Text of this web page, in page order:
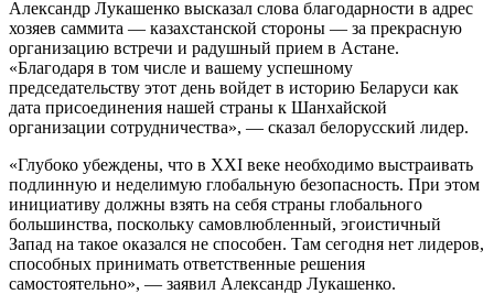
Александр Лукашенко высказал слова благодарности в адрес
хозяев саммита — казахстанской стороны — за прекрасную
организацию встречи и радушный прием в Астане.
«Благодаря в том числе и вашему успешному
председательству этот день войдет в историю Беларуси как
дата присоединения нашей страны к Шанхайской
организации сотрудничества», — сказал белорусский лидер.
«Глубоко убеждены, что в XXI веке необходимо выстраивать
подлинную и неделимую глобальную безопасность. При этом
инициативу должны взять на себя страны глобального
большинства, поскольку самовлюбленный, эгоистичный
Запад на такое оказался не способен. Там сегодня нет лидеров,
способных принимать ответственные решения
самостоятельно», — заявил Александр Лукашенко.